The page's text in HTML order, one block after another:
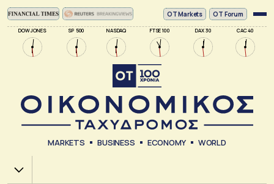
DOW JONES SP 500 NASDAQ FTSE 100 DAX 30 CAC 40
ΟΤ Markets OT Forum
MARKETS BUSINESS ECONOMY WORLD
Χ.Α.